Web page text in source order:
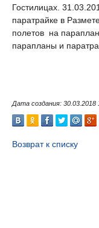
Гостилицах.
паратрайке в
полетов на
парапланы и
Дата создания: 30.03.2018
Возврат к списку